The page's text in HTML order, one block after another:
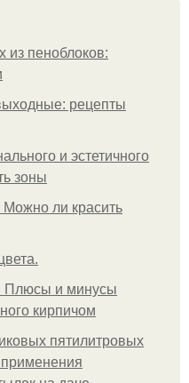
из пеноблоков:
рецепты
и эстетичного
зоны
ли красить
Плюсы и минусы
кирпичом
пятилитровых